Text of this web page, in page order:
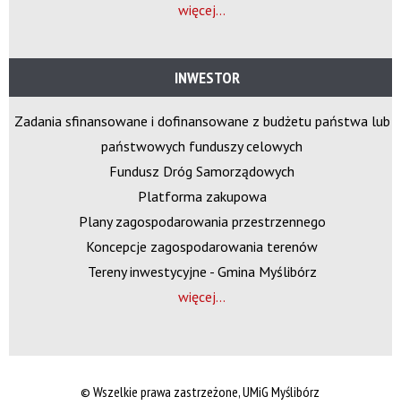
więcej...
INWESTOR
Zadania sfinansowane i dofinansowane z budżetu państwa lub
państwowych funduszy celowych
Fundusz Dróg Samorządowych
Platforma zakupowa
Plany zagospodarowania przestrzennego
Koncepcje zagospodarowania terenów
Tereny inwestycyjne - Gmina Myślibórz
więcej...
© Wszelkie prawa zastrzeżone, UMiG Myślibórz